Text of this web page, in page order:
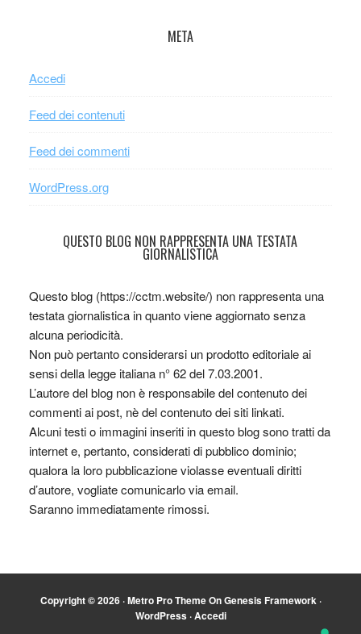
META
Accedi
Feed dei contenuti
Feed dei commenti
WordPress.org
QUESTO BLOG NON RAPPRESENTA UNA TESTATA
GIORNALISTICA
Questo blog (https://cctm.website/) non rappresenta una
testata giornalistica in quanto viene aggiornato senza
alcuna periodicità.
Non può pertanto considerarsi un prodotto editoriale ai
sensi della legge italiana n° 62 del 7.03.2001.
L’autore del blog non è responsabile del contenuto dei
commenti ai post, nè del contenuto dei siti linkati.
Alcuni testi o immagini inseriti in questo blog sono tratti da
internet e, pertanto, considerati di pubblico dominio;
qualora la loro pubblicazione violasse eventuali diritti
d’autore, vogliate comunicarlo via email.
Saranno immediatamente rimossi.
Copyright © 2026 ·Metro Pro ThemeOnGenesis Framework·
WordPress·Accedi